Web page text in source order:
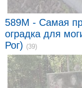
589M - Самая
оградка для
Рог) (39)